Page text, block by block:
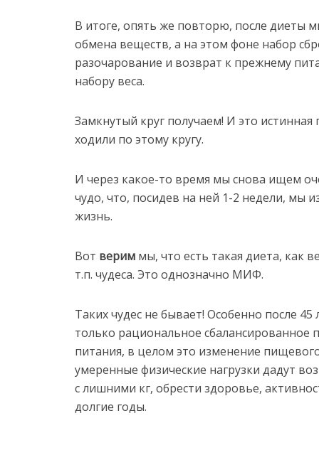
В итоге, опять же повторю, после диеты
обмена веществ, а на этом фоне набор
разочарование и возврат к прежнему
набору веса.
Замкнутый круг получаем! И это
ходили по этому кругу.
И через какое-то время мы снова ищем
чудо, что, посидев на ней 1-2 недели, мы
жизнь.
Вот верим мы, что есть такая диета, как
т.п. чудеса. Это однозначно МИФ.
Таких чудес не бывает! Особенно после 45
только рациональное
питания, в целом это изменение
умеренные физические нагрузки дадут
с лишними кг, обрести здоровье,
долгие годы.